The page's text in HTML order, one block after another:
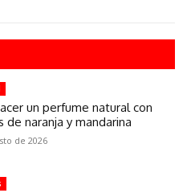
un perfume natural con
de naranja y mandarina
de 2026